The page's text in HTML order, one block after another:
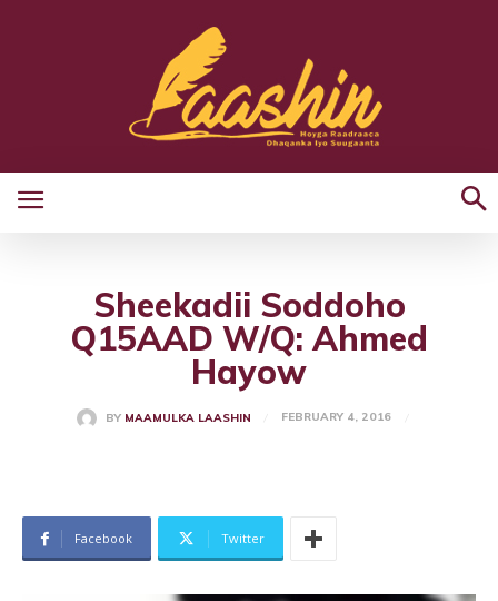
Sheekadii Soddoho
Q15AAD W/Q: Ahmed
Hayow
BY MAAMULKA LAASHIN FEBRUARY 4, 2016
Facebook Twitter